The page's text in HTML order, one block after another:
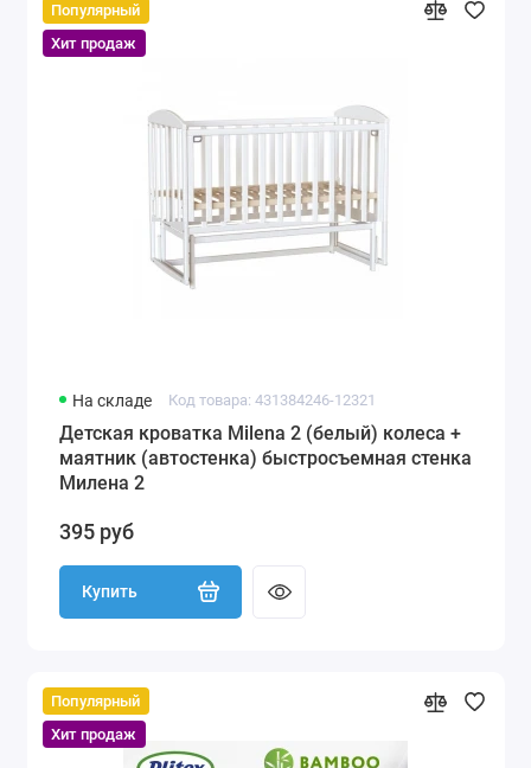
Популярный
Хит продаж
На складе Код товара: 431384246-12321
Детская кроватка Milena 2 (белый) колеса +
маятник (автостенка) быстросъемная стенка
Милена 2
395 руб
Купить
Популярный
Хит продаж